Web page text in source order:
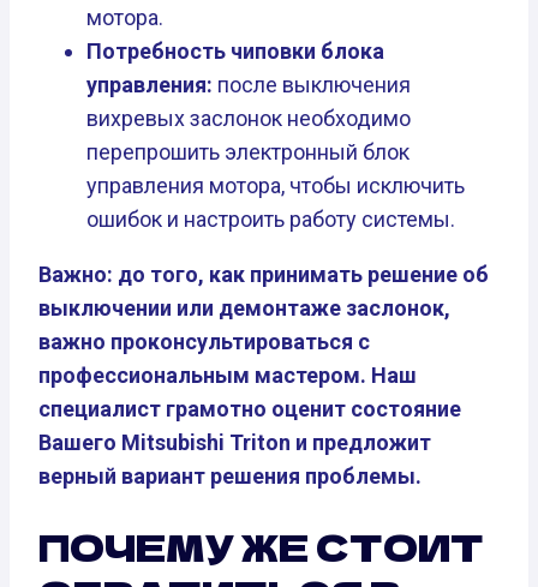
мотора.
Потребность чиповки блока
управления: после выключения
вихревых заслонок необходимо
перепрошить электронный блок
управления мотора, чтобы исключить
ошибок и настроить работу системы.
Важно: до того, как принимать решение об
выключении или демонтаже заслонок,
важно проконсультироваться с
профессиональным мастером. Наш
специалист грамотно оценит состояние
Вашего Mitsubishi Triton и предложит
верный вариант решения проблемы.
ПОЧЕМУ ЖЕ СТОИТ